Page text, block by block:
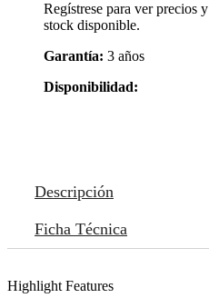
Regístrese para ver precios y
stock disponible.
Garantía: 3 años
Disponibilidad:
Descripción
Ficha Técnica
Highlight Features